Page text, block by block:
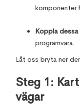
komponenter
Koppla
programvara.
Låt oss bryta ner
Steg 1:
vägar